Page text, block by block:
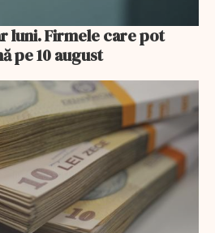
luni. Firmele care pot
pe 10 august